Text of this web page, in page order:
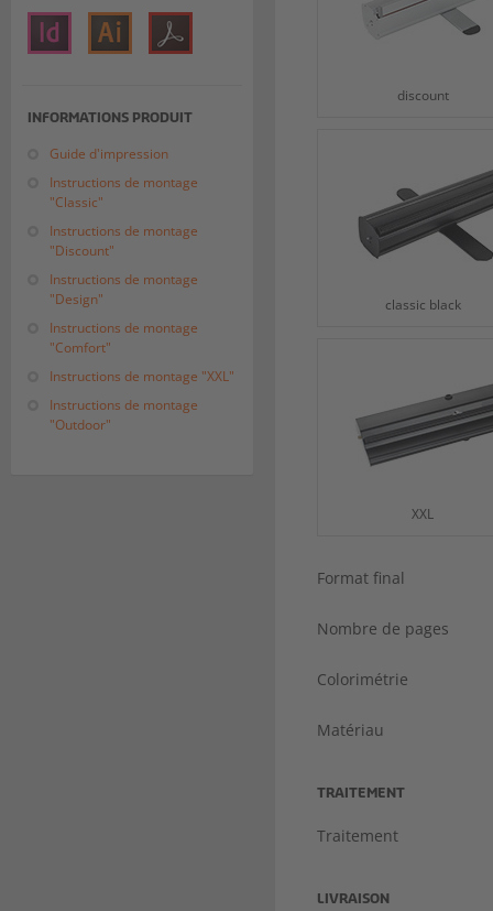
INFORMATIONS PRODUIT
Guide d'impression
Instructions de montage
"Classic"
Instructions de montage
"Discount"
Instructions de montage
"Design"
Instructions de montage
"Comfort"
Instructions de montage "XXL"
Instructions de montage
"Outdoor"
discount
classic black
XXL
Format final
Nombre de pages
Colorimétrie
Matériau
TRAITEMENT
Traitement
LIVRAISON